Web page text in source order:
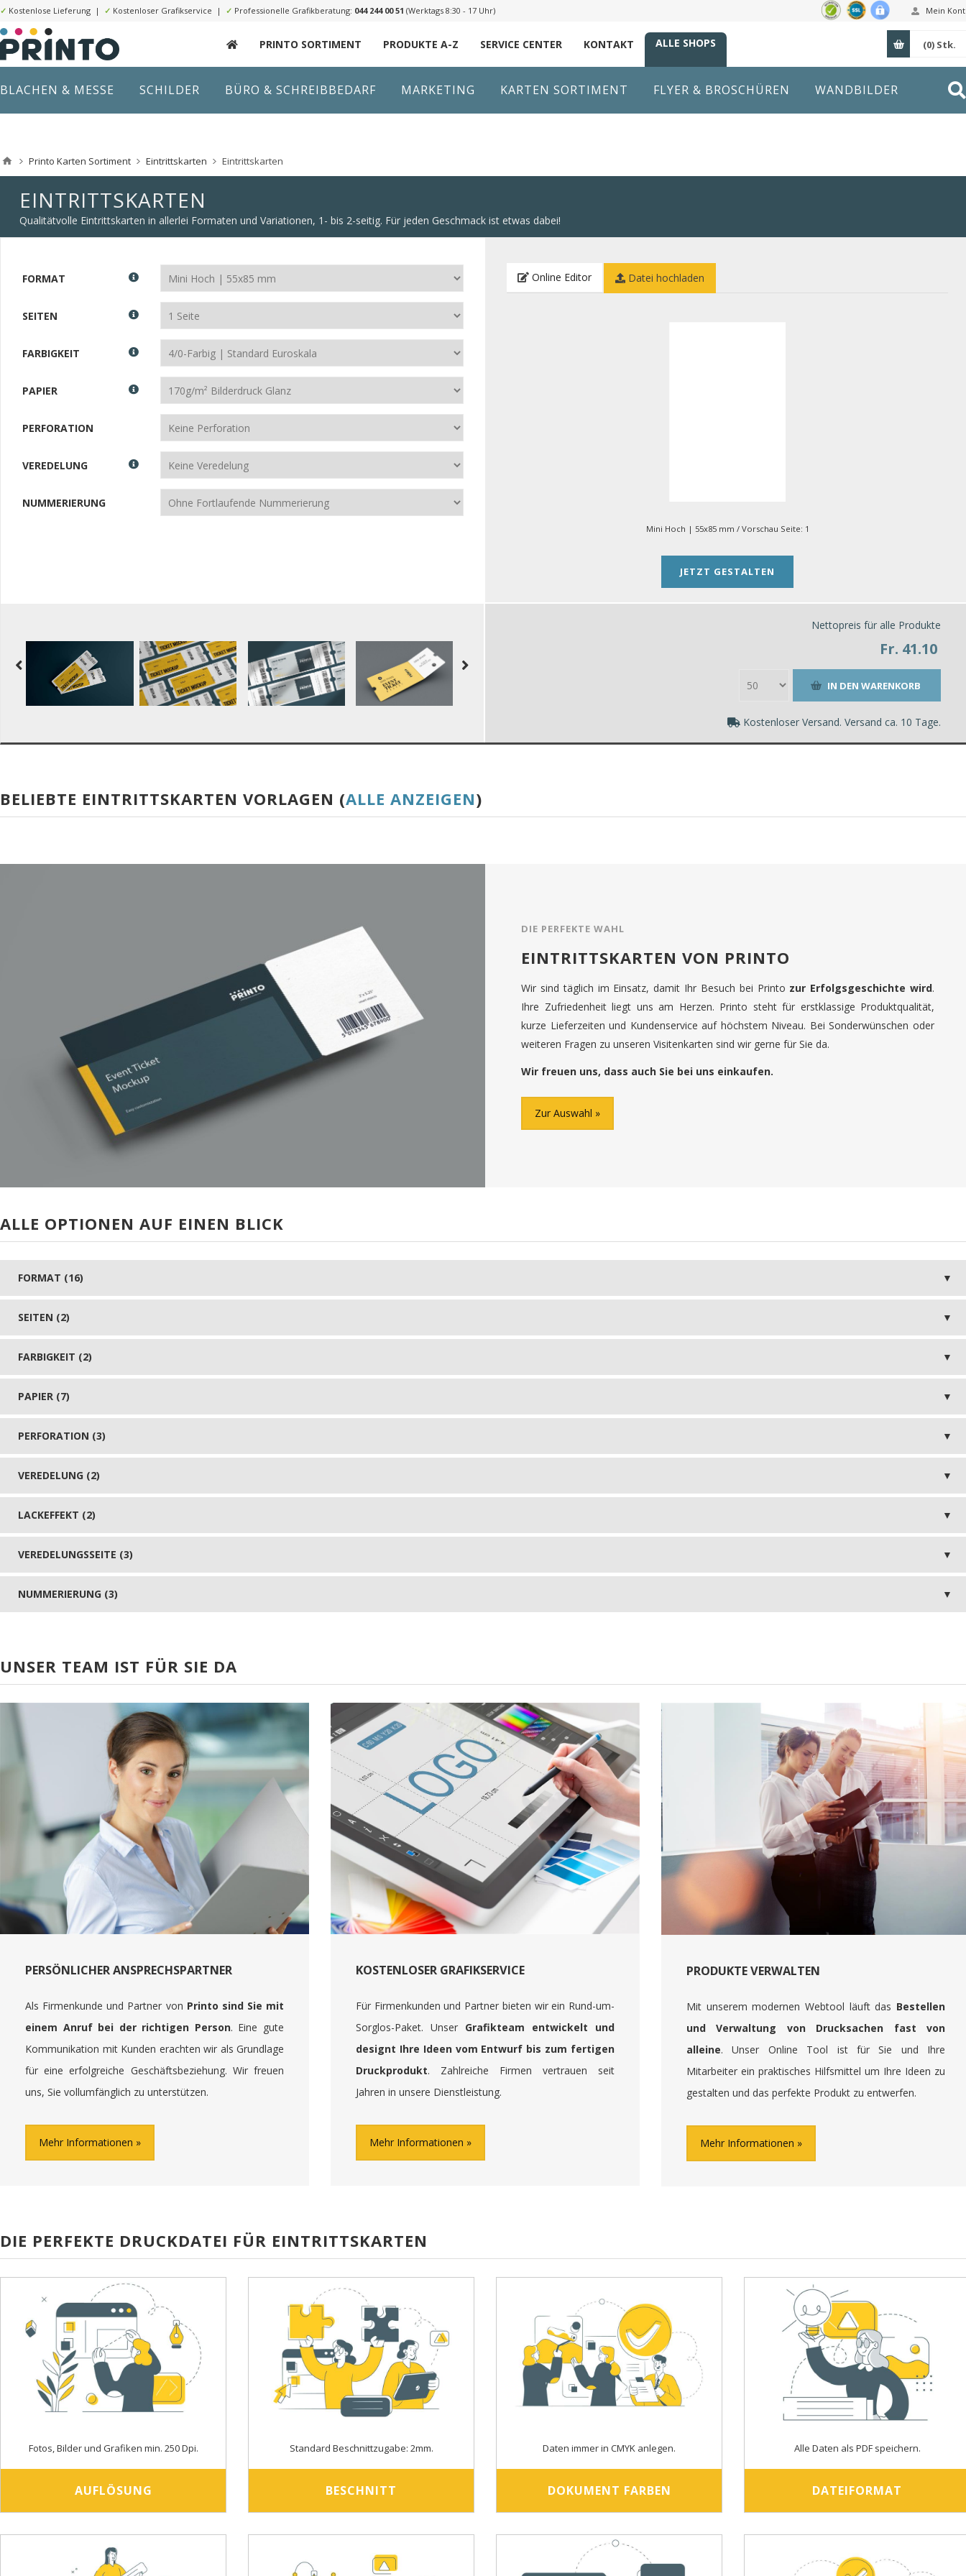
Mein
✓ Kostenlose Lieferung | ✓ Kostenloser Grafikservice | ✓ Professionelle Grafikberatung: 044 244 00 51 (Werktags 8:30 - 17 Uhr)
PRINTO SORTIMENT PRODUKTE A-Z SERVICE CENTER KONTAKT ALLE SHOPS (0) Stk.
BLACHEN & MESSE SCHILDER BÜRO & SCHREIBBEDARF MARKETING KARTEN SORTIMENT FLYER & BROSCHÜREN WANDBILDER
Printo Karten Sortiment Eintrittskarten Eintrittskarten
EINTRITTSKARTEN
Qualitätvolle Eintrittskarten in allerlei Formaten und Variationen, 1- bis 2-seitig. Für jeden Geschmack ist etwas dabei!
FORMAT
SEITEN
FARBIGKEIT
PAPIER
PERFORATION
VEREDELUNG
NUMMERIERUNG
Online Editor Datei hochladen
Mini Hoch | 55x85 mm / Vorschau Seite: 1
JETZT GESTALTEN
Nettopreis für alle Produkte
Fr. 41.10
Kostenloser Versand. Versand ca. 10 Tage.
BELIEBTE EINTRITTSKARTEN VORLAGEN (ALLE ANZEIGEN)
DIE PERFEKTE WAHL
EINTRITTSKARTEN VON PRINTO
Wir sind täglich im Einsatz, damit Ihr Besuch bei Printo zur Erfolgsgeschichte wird.
Ihre Zufriedenheit liegt uns am Herzen. Printo steht für erstklassige Produktqualität,
kurze Lieferzeiten und Kundenservice auf höchstem Niveau. Bei Sonderwünschen oder
weiteren Fragen zu unseren Visitenkarten sind wir gerne für Sie da.
Wir freuen uns, dass auch Sie bei uns einkaufen.
Zur Auswahl
ALLE OPTIONEN AUF EINEN BLICK
FORMAT (16)
SEITEN (2)
FARBIGKEIT (2)
PAPIER (7)
PERFORATION (3)
VEREDELUNG (2)
LACKEFFEKT (2)
VEREDELUNGSSEITE (3)
NUMMERIERUNG (3)
UNSER TEAM IST FÜR SIE DA
PERSÖNLICHER ANSPRECHSPARTNER
Als Firmenkunde und Partner von Printo sind Sie mit
einem Anruf bei der richtigen Person. Eine gute
Kommunikation mit Kunden erachten wir als Grundlage
für eine erfolgreiche Geschäftsbeziehung. Wir freuen
uns, Sie vollumfänglich zu unterstützen.
Mehr Informationen
KOSTENLOSER GRAFIKSERVICE
Für Firmenkunden und Partner bieten wir ein Rund-um-
Sorglos-Paket. Unser Grafikteam entwickelt und
designt Ihre Ideen vom Entwurf bis zum fertigen
Druckprodukt. Zahlreiche Firmen vertrauen seit
Jahren in unsere Dienstleistung.
Mehr Informationen
PRODUKTE VERWALTEN
Mit unserem modernen Webtool läuft das Bestellen
und Verwaltung von Drucksachen fast von
alleine. Unser Online Tool ist für Sie und Ihre
Mitarbeiter ein praktisches Hilfsmittel um Ihre Ideen zu
gestalten und das perfekte Produkt zu entwerfen.
Mehr Informationen
DIE PERFEKTE DRUCKDATEI FÜR EINTRITTSKARTEN
Fotos, Bilder und Grafiken min. 250 Dpi.
AUFLÖSUNG
Standard Beschnittzugabe: 2mm.
BESCHNITT
Daten immer in CMYK anlegen.
DOKUMENT FARBEN
Alle Daten als PDF speichern.
DATEIFORMAT